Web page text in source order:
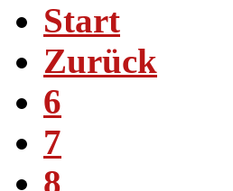
Start
Zurück
6
7
8